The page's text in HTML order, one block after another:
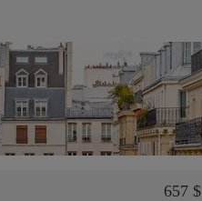
657 $